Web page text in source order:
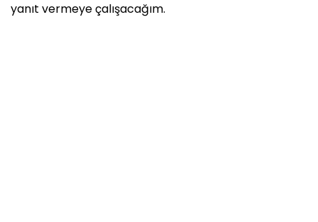
yanıt vermeye çalışacağım.